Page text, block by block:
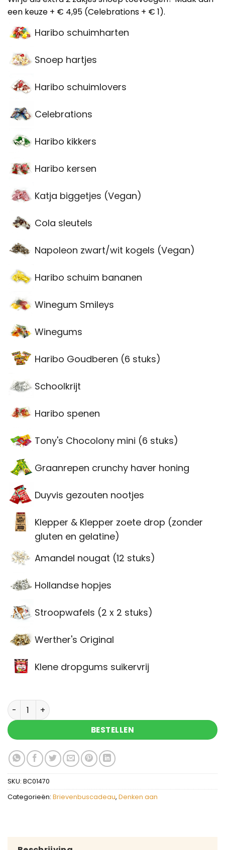
een keuze + € 4,95 (Celebrations + € 1).
Haribo schuimharten
Snoep hartjes
Haribo schuimlovers
Celebrations
Haribo kikkers
Haribo kersen
Katja biggetjes (Vegan)
Cola sleutels
Napoleon zwart/wit kogels (Vegan)
Haribo schuim bananen
Winegum Smileys
Winegums
Haribo Goudberen (6 stuks)
Schoolkrijt
Haribo spenen
Tony's Chocolony mini (6 stuks)
Graanrepen crunchy haver honing
Duyvis gezouten nootjes
Klepper & Klepper zoete drop (zonder
gluten en gelatine)
Amandel nougat (12 stuks)
Hollandse hopjes
Stroopwafels (2 x 2 stuks)
Werther's Original
Klene dropgums suikervrij
Brievenbuscadeau weet dat we aan jullie
BESTELLEN
SKU: BC01470
Categorieën: Brievenbuscadeau, Denken aan